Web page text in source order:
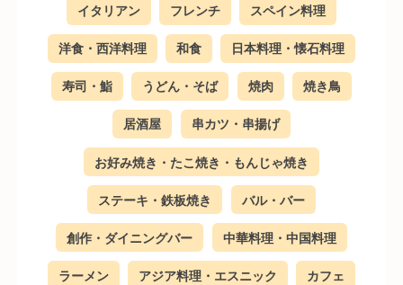
イタリアン フレンチ スペイン料理
洋食・西洋料理 和食 日本料理・懐石料理
寿司・鮨 うどん・そば 焼肉 焼き鳥
居酒屋 串カツ・串揚げ
お好み焼き・たこ焼き・もんじゃ焼き
ステーキ・鉄板焼き バル・バー
創作・ダイニングバー 中華料理・中国料理
ラーメン アジア料理・エスニック カフェ